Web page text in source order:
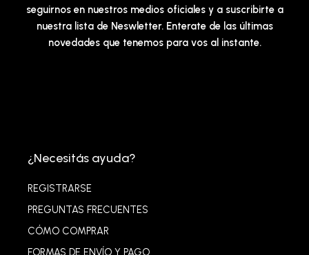
seguirnos en nuestros medios oficiales y a suscribirte a
nuestra lista de Neswletter. Enterate de las últimas
novedades que tenemos para vos al instante.
¿Necesitás ayuda?
REGISTRARSE
PREGUNTAS FRECUENTES
CÓMO COMPRAR
FORMAS DE ENVÍO Y PAGO